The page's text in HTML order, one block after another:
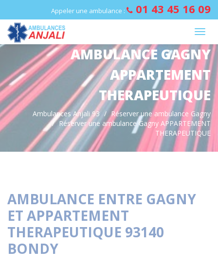
Appeler une ambulance : 01 43 45 16 09
AMBULANCE GAGNY
APPARTEMENT
THERAPEUTIQUE
Ambulances Anjali 93
Réserver une ambulance Gagny
Réserver une ambulance Gagny APPARTEMENT
THERAPEUTIQUE
AMBULANCE ENTRE GAGNY
ET APPARTEMENT
THERAPEUTIQUE 93140
BONDY